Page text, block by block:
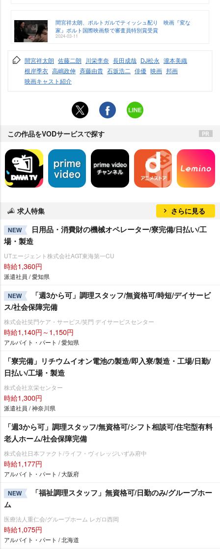
間宮祥太朗、ポルトガルでティッシュ配り 映画『変な
家』ポルト国際映画祭で審査員特別賞受賞
2024-03-11
間宮祥太朗 佐藤二朗 川栄李奈 長田成哉 DJ松永 瀧本美織
根岸季衣 高嶋政伸 斉藤由貴 石坂浩二 俳優 映画 邦画
映画キャスト紹介
この作品をVODサービスで探す
求人特集 さらに見る
NEW
日用品・消費財の機械オペレーター/寮完備/日払い/工
場・製造
UTエージェント株式会社AGT東海第一CU
時給1,360円
派遣社員 / 愛知県
NEW
「週3から可」調理スタッフ/無資格可/時短/デイサービ
ス/社会保障完備
株式会社笑門ケア・サービス/笑門 デイサービスセンター
時給1,140円～1,150円
アルバイト・パート / 愛知県
「寮完備」リチウムイオン電池の製造/即入寮/製造・工場/日勤/
日払い/工場・製造
株式会社京栄センター
時給1,300円
派遣社員 / 神奈川県
「週3から可」調理スタッフ/無資格可/シフト相談可/住宅型有料
老人ホーム/社会保障完備
株式会社日本ファクト/ライフ・ヴィレッジいずみ府中
時給1,177円
アルバイト・パート / 大阪府
NEW
「福祉調理スタッフ」無資格可/日勤のみ/グループホー
ム
医療法人重仁会/グループホーム レガロ西岡
時給1,075円
アルバイト・パート / 北海道